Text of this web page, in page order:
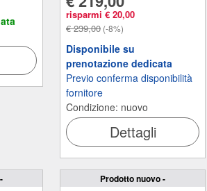
risparmi € 20,00
€ 239,00 (-8%)
Disponibile su
prenotazione dedicata
Previo conferma disponibilità
fornitore
Condizione: nuovo
Dettagli
Prodotto nuovo -